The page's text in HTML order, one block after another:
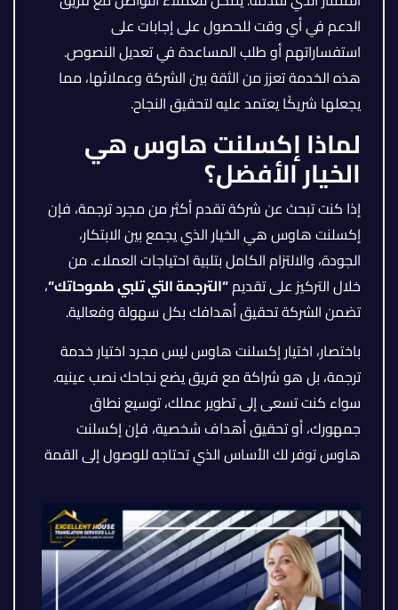
الدعم في أي وقت للحصول على إجابات على
استفساراتهم أو طلب المساعدة في تعديل النصوص.
هذه الخدمة تعزز من الثقة بين الشركة وعملائها، مما
يجعلها شريكًا يعتمد عليه لتحقيق النجاح.
لماذا إكسلنت هاوس هي
الخيار الأفضل؟
إذا كنت تبحث عن شركة تقدم أكثر من مجرد ترجمة، فإن
إكسلنت هاوس هي الخيار الذي يجمع بين الابتكار،
الجودة، والالتزام الكامل بتلبية احتياجات العملاء. من
خلال التركيز على تقديم“الترجمة التي تلبي طموحاتك“،
تضمن الشركة تحقيق أهدافك بكل سهولة وفعالية.
باختصار، اختيار إكسلنت هاوس ليس مجرد اختيار خدمة
ترجمة، بل هو شراكة مع فريق يضع نجاحك نصب عينيه.
سواء كنت تسعى إلى تطوير عملك، توسيع نطاق
جمهورك، أو تحقيق أهداف شخصية، فإن إكسلنت
هاوس توفر لك الأساس الذي تحتاجه للوصول إلى القمة